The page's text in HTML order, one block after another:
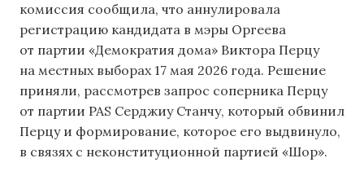
комиссия сообщила, что аннулировала
регистрацию кандидата в мэры Оргеева
от партии «Демократия дома» Виктора Перцу
на местных выборах 17 мая 2026 года. Решение
приняли, рассмотрев запрос соперника Перцу
от партии PAS Серджиу Станчу, который обвинил
Перцу и формирование, которое его выдвинуло,
в связях с неконституционной партией «Шор».